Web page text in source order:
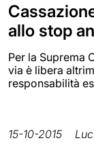
allo stop
Per la Suprema
via è libera
responsabilità
15-10-2015